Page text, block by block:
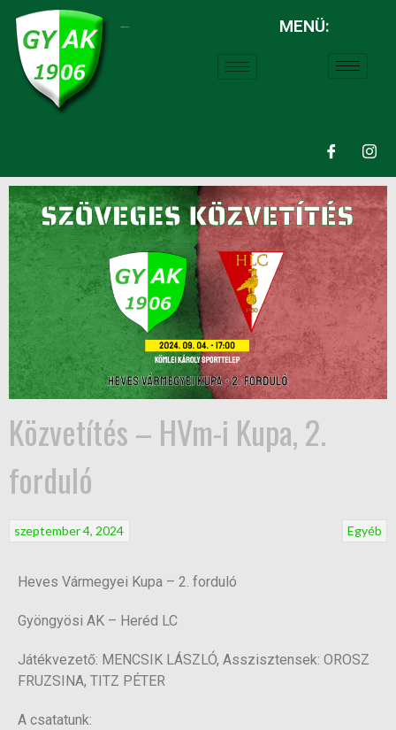
MENÜ:
Közvetítés – HVm-i Kupa, 2.
forduló
Egyéb
szeptember 4, 2024
Heves Vármegyei Kupa – 2. forduló
Gyöngyösi AK – Heréd LC
Játékvezető: MENCSIK LÁSZLÓ, Asszisztensek: OROSZ
FRUZSINA, TITZ PÉTER
A csatatunk: